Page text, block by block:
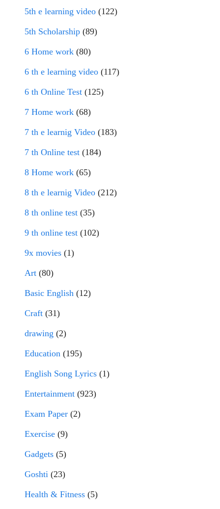
5th e learning video (122)
5th Scholarship (89)
6 Home work (80)
6 th e learning video (117)
6 th Online Test (125)
7 Home work (68)
7 th e learnig Video (183)
7 th Online test (184)
8 Home work (65)
8 th e learnig Video (212)
8 th online test (35)
9 th online test (102)
9x movies (1)
Art (80)
Basic English (12)
Craft (31)
drawing (2)
Education (195)
English Song Lyrics (1)
Entertainment (923)
Exam Paper (2)
Exercise (9)
Gadgets (5)
Goshti (23)
Health & Fitness (5)